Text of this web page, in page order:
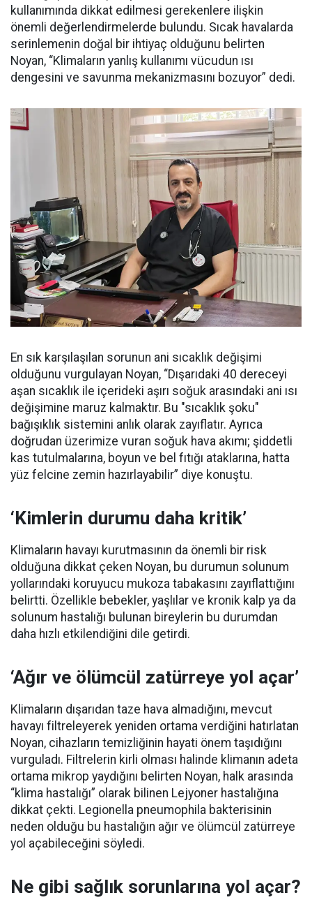
kullanımında dikkat edilmesi gerekenlere ilişkin
önemli değerlendirmelerde bulundu. Sıcak havalarda
serinlemenin doğal bir ihtiyaç olduğunu belirten
Noyan, “Klimaların yanlış kullanımı vücudun ısı
dengesini ve savunma mekanizmasını bozuyor” dedi.
En sık karşılaşılan sorunun ani sıcaklık değişimi
olduğunu vurgulayan Noyan, “Dışarıdaki 40 dereceyi
aşan sıcaklık ile içerideki aşırı soğuk arasındaki ani ısı
değişimine maruz kalmaktır. Bu "sıcaklık şoku"
bağışıklık sistemini anlık olarak zayıflatır. Ayrıca
doğrudan üzerimize vuran soğuk hava akımı; şiddetli
kas tutulmalarına, boyun ve bel fıtığı ataklarına, hatta
yüz felcine zemin hazırlayabilir” diye konuştu.
‘Kimlerin durumu daha kritik’
Klimaların havayı kurutmasının da önemli bir risk
olduğuna dikkat çeken Noyan, bu durumun solunum
yollarındaki koruyucu mukoza tabakasını zayıflattığını
belirtti. Özellikle bebekler, yaşlılar ve kronik kalp ya da
solunum hastalığı bulunan bireylerin bu durumdan
daha hızlı etkilendiğini dile getirdi.
‘Ağır ve ölümcül zatürreye yol açar’
Klimaların dışarıdan taze hava almadığını, mevcut
havayı filtreleyerek yeniden ortama verdiğini hatırlatan
Noyan, cihazların temizliğinin hayati önem taşıdığını
vurguladı. Filtrelerin kirli olması halinde klimanın adeta
ortama mikrop yaydığını belirten Noyan, halk arasında
“klima hastalığı” olarak bilinen Lejyoner hastalığına
dikkat çekti. Legionella pneumophila bakterisinin
neden olduğu bu hastalığın ağır ve ölümcül zatürreye
yol açabileceğini söyledi.
Ne gibi sağlık sorunlarına yol açar?